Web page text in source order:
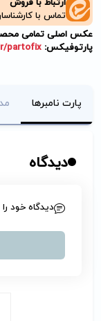
ارتباط با فروش
تماس با
عکس اصلی تمامی
پارتوفیکس: partofix
پارت نامبرها
دیدگاه
دیدگاه خود